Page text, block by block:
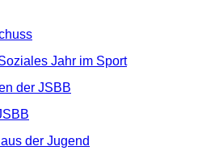
Jahr im Sport
der JSBB
der Jugend